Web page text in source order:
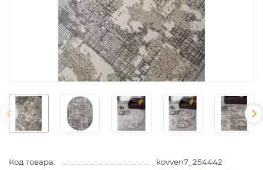
Код товара:
kovven7_254442